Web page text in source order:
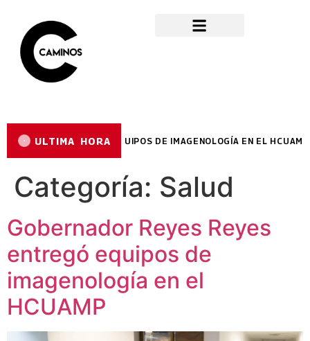
ULTIMA HORA
ENTREGÓ EQUIPOS DE IMAGENOLOGÍA EN EL HCUAMP
Categoría: Salud
Gobernador Reyes Reyes
entregó equipos de
imagenología en el
HCUAMP